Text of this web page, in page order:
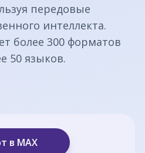
передовые
интеллекта.
более 300 форматов
50 языков.
в MAX